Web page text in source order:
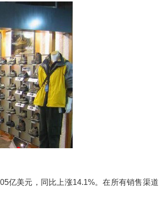
美元，同比上涨14.1%。在所有销售渠道